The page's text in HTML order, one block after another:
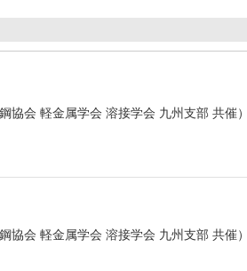
協会 軽金属学会 溶接学会 九州支部 共催）
協会 軽金属学会 溶接学会 九州支部 共催）